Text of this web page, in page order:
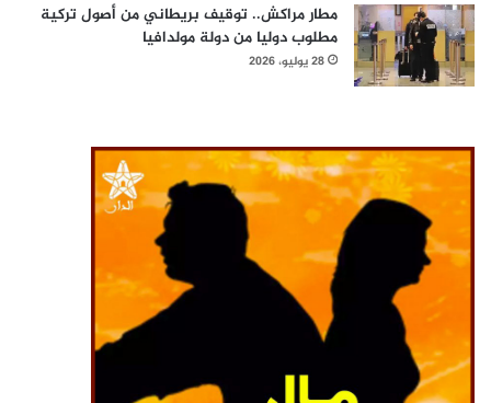
مطار مراكش.. توقيف بريطاني من أصول تركية
مطلوب دوليا من دولة مولدافيا
28 يوليو، 2026